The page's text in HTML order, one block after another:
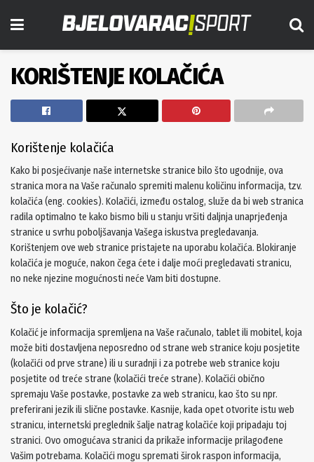
KORIŠTENJE KOLAČIĆA
Korištenje kolačića
Kako bi posjećivanje naše internetske stranice bilo što ugodnije, ova
stranica mora na Vaše računalo spremiti malenu količinu informacija, tzv.
kolačića (eng. cookies). Kolačići, između ostalog, služe da bi web stranica
radila optimalno te kako bismo bili u stanju vršiti daljnja unaprjeđenja
stranice u svrhu poboljšavanja Vašega iskustva pregledavanja.
Korištenjem ove web stranice pristajete na uporabu kolačića. Blokiranje
kolačića je moguće, nakon čega ćete i dalje moći pregledavati stranicu,
no neke njezine mogućnosti neće Vam biti dostupne.
Što je kolačić?
Kolačić je informacija spremljena na Vaše računalo, tablet ili mobitel, koja
može biti dostavljena neposredno od strane web stranice koju posjetite
(kolačići od prve strane) ili u suradnji i za potrebe web stranice koju
posjetite od treće strane (kolačići treće strane). Kolačići obično
spremaju Vaše postavke, postavke za web stranicu, kao što su npr.
preferirani jezik ili slične postavke. Kasnije, kada opet otvorite istu web
stranicu, internetski preglednik šalje natrag kolačiće koji pripadaju toj
stranici. Ovo omogućava stranici da prikaže informacije prilagođene
Vašim potrebama. Kolačići mogu spremati širok raspon informacija,